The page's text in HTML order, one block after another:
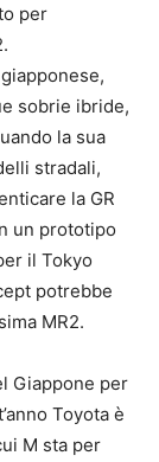
per
sobrie ibride,
la sua
stradali,
la GR
un prototipo
il Tokyo
potrebbe
MR2.
Giappone per
Toyota è
M sta per